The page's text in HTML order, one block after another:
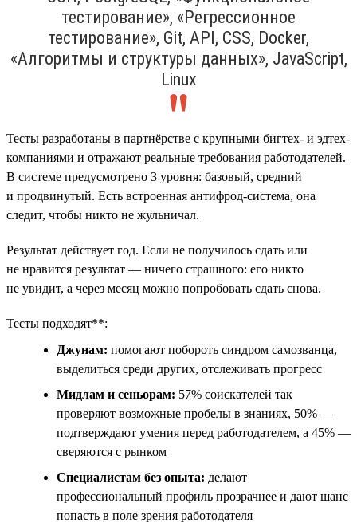
тестирование», «Регрессионное
тестирование», Git, API, CSS, Docker,
«Алгоритмы и структуры данных», JavaScript,
Linux
Тесты разработаны в партнёрстве с крупными бигтех- и эдтех-
компаниями и отражают реальные требования работодателей.
В системе предусмотрено 3 уровня: базовый, средний
и продвинутый. Есть встроенная антифрод-система, она
следит, чтобы никто не жульничал.
Результат действует год. Если не получилось сдать или
не нравится результат — ничего страшного: его никто
не увидит, а через месяц можно попробовать сдать снова.
Тесты подходят**:
Джунам: помогают побороть синдром самозванца,
выделиться среди других, отслеживать прогресс
Мидлам и сеньорам: 57% соискателей так
проверяют возможные пробелы в знаниях, 50% —
подтверждают умения перед работодателем, а 45% —
сверяются с рынком
Специалистам без опыта: делают
профессиональный профиль прозрачнее и дают шанс
попасть в поле зрения работодателя